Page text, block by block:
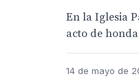
En la Iglesia
acto de
14 de mayo de